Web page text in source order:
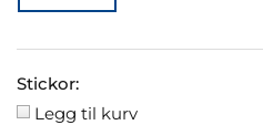
Stickor:
Legg til kurv